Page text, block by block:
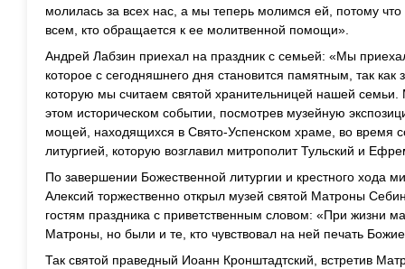
молилась за всех нас, а мы теперь молимся ей, потому
всем, кто обращается к ее молитвенной помощи».
Андрей Лабзин приехал на праздник с семьей: «Мы
которое с сегодняшнего дня становится памятным, так
которую мы считаем святой хранительницей нашей
этом историческом событии, посмотрев музейную
мощей, находящихся в Свято-Успенском храме, во время
литургией, которую возглавил митрополит Тульский и
По завершении Божественной литургии и крестного хода
Алексий торжественно открыл музей святой Матроны
гостям праздника с приветственным словом: «При жизни
Матроны, но были и те, кто чувствовал на ней печать
Так святой праведный Иоанн Кронштадтский, встретив